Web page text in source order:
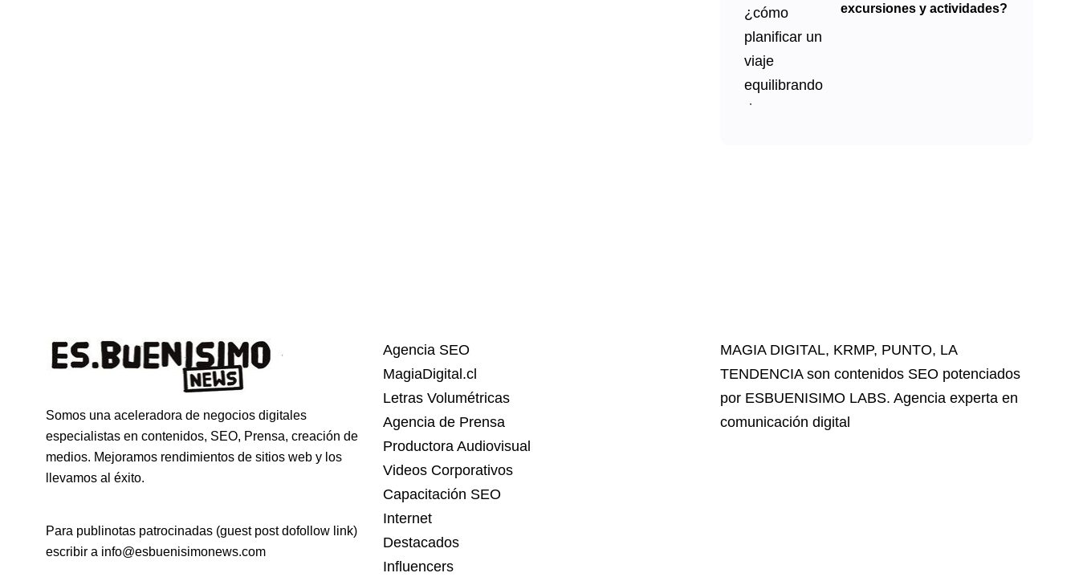
excursiones y actividades?
Somos una aceleradora de negocios digitales
especialistas en contenidos, SEO, Prensa, creación de
medios. Mejoramos rendimientos de sitios web y los
llevamos al éxito.
Para publinotas patrocinadas (guest post dofollow link)
escribir a info@esbuenisimonews.com
Agencia SEO
MagiaDigital.cl
Letras Volumétricas
Agencia de Prensa
Productora Audiovisual
Videos Corporativos
Capacitación SEO
Internet
Destacados
Influencers
MAGIA DIGITAL, KRMP, PUNTO, LA
TENDENCIAson contenidos SEO potenciados
por ESBUENISIMO LABS. Agencia experta en
comunicación digital